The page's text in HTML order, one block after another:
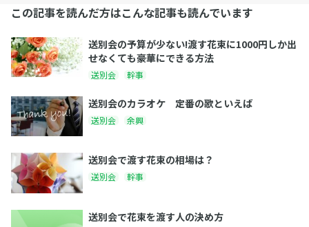
この記事を読んだ方はこんな記事も読んでいます
送別会の予算が少ない!渡す花束に1000円しか出
せなくても豪華にできる方法
送別会 幹事
送別会のカラオケ 定番の歌といえば
送別会 余興
送別会で渡す花束の相場は？
送別会 幹事
送別会で花束を渡す人の決め方